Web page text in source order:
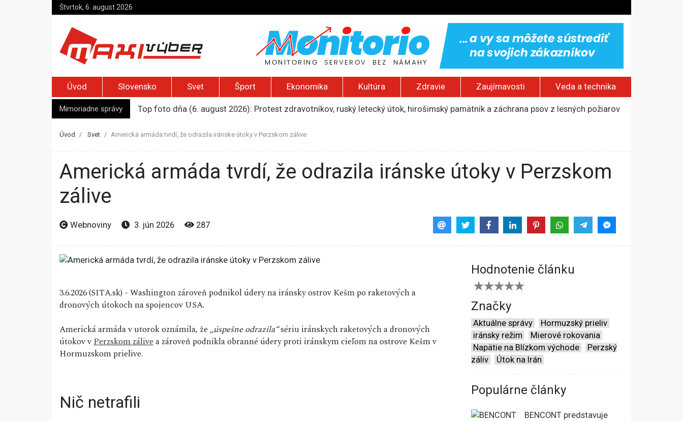
Štvrtok, 6. august 2026
Úvod Slovensko Svet Šport Ekonomika Kultúra Zdravie Zaujímavosti Veda a technika
Mimoriadne správy
Top foto dňa (6. august 2026): Protest zdravotníkov, ruský letecký útok, hirošimský pamätník a záchrana psov z lesných požiarov
Moskva bráni bývalú šéfku francúzskej RT, jej vyhostenie z krajiny nazvala „prenasledovaním“
Úvod Svet Americká armáda tvrdí, že odrazila iránske útoky v Perzskom zálive
Americká armáda tvrdí, že odrazila iránske útoky v Perzskom
zálive
Webnoviny 3. jún 2026 287
3.6.2026 (SITA.sk) - Washington zároveň podnikol údery na iránsky ostrov Kešm po raketových a
dronových útokoch na spojencov USA.
Americká armáda v utorok oznámila, že„úspešne odrazila“sériu iránskych raketových a dronových
útokov vPerzskom zálivea zároveň podnikla obranné údery proti iránskym cieľom na ostrove Kešm v
Hormuzskom prielive.
Nič netrafili
Hodnotenie článku
Značky
Aktuálne správy
Hormuzský prieliv
iránsky režim
Mierové rokovania
Napätie na Blízkom východe
Perzský
záliv
Útok na Irán
Populárne články
BENCONT predstavuje